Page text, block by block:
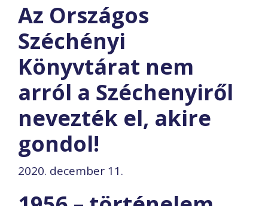
Az Országos
Széchényi
Könyvtárat nem
arról a Széchenyiről
nevezték el, akire
gondol!
2020. december 11.